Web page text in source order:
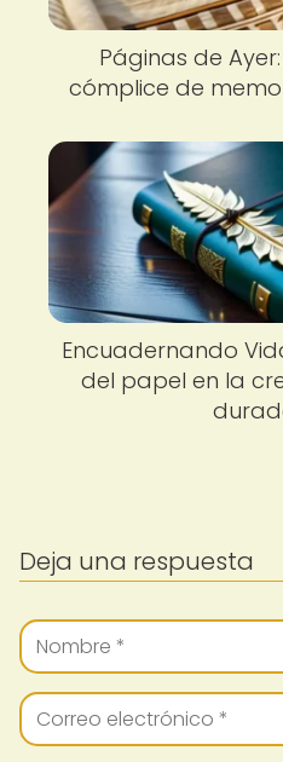
Páginas de
cómplice de
Encuadernando
del papel en la
Deja una respuesta